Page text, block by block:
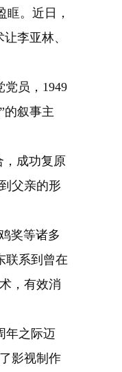
。近日，
李亚林、
员，1949
的叙事主
成功复原
父亲的形
奖等诸多
联系到曾在
，有效消
年之际迈
影视制作